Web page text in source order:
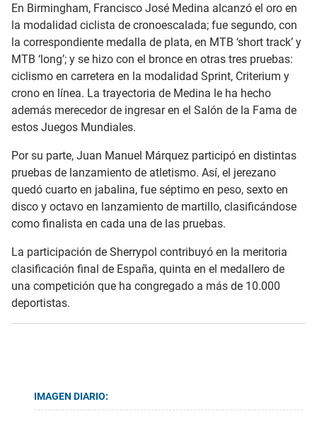
En Birmingham, Francisco José Medina alcanzó el oro en
la modalidad ciclista de cronoescalada; fue segundo, con
la correspondiente medalla de plata, en MTB ‘short track’ y
MTB ‘long’; y se hizo con el bronce en otras tres pruebas:
ciclismo en carretera en la modalidad Sprint, Criterium y
crono en línea. La trayectoria de Medina le ha hecho
además merecedor de ingresar en el Salón de la Fama de
estos Juegos Mundiales.
Por su parte, Juan Manuel Márquez participó en distintas
pruebas de lanzamiento de atletismo. Así, el jerezano
quedó cuarto en jabalina, fue séptimo en peso, sexto en
disco y octavo en lanzamiento de martillo, clasificándose
como finalista en cada una de las pruebas.
La participación de Sherrypol contribuyó en la meritoria
clasificación final de España, quinta en el medallero de
una competición que ha congregado a más de 10.000
deportistas.
IMAGEN DIARIO: